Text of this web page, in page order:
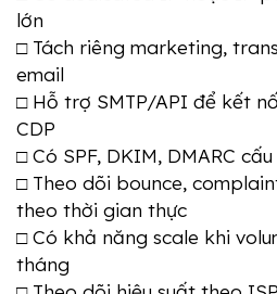
lớn
□ Tách riêng marketing,
email
□ Hỗ trợ SMTP/API để kết
CDP
□ Có SPF, DKIM, DMARC
□ Theo dõi bounce,
theo thời gian thực
□ Có khả năng scale khi
tháng